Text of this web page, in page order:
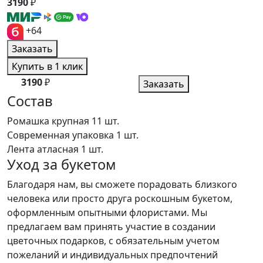
+64
Заказать
Купить в 1 клик
3190₽ Заказать
Состав
Ромашка крупная 11 шт.
Современная упаковка 1 шт.
Лента атласная 1 шт.
Уход за букетом
Благодаря нам, вы сможете порадовать близкого
человека или просто друга роскошным букетом,
оформленным опытными флористами. Мы
предлагаем вам принять участие в создании
цветочных подарков, с обязательным учетом
пожеланий и индивидуальных предпочтений